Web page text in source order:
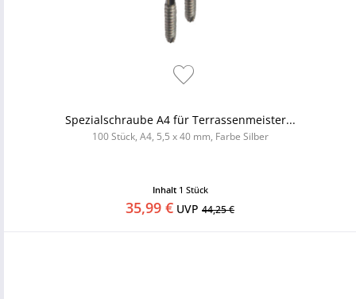
Spezialschraube A4 für Terrassenmeister...
100 Stück, A4, 5,5 x 40 mm, Farbe Silber
Inhalt 1 Stück
35,99 € UVP 44,25 €